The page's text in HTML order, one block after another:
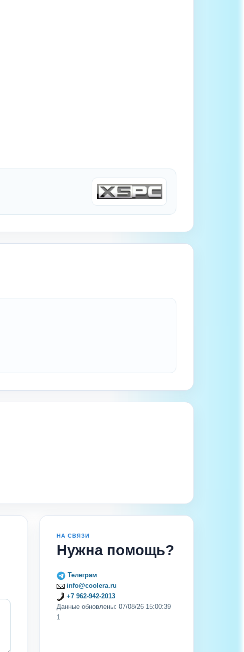
НА СВЯЗИ
Нужна помощь?
Телеграм
info@coolera.ru
+7 962-942-2013
Данные обновлены: 07/08/26 15:00:39
1